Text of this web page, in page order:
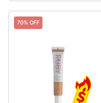
70% OFF